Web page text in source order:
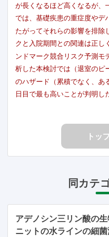
が長くなるほど高くなるが、
では、基礎疾患の重症度やデ
たがってそれらの影響を排除
クと入院期間との関連は正し
ンドマーク競合リスク予測モ
析した本検討では（退室のピ
のハザード（累積でなく、あ
日目で最も高いことが判明し
トッ
同カテ
アデノシン三リン酸の
ニットの水ラインの細